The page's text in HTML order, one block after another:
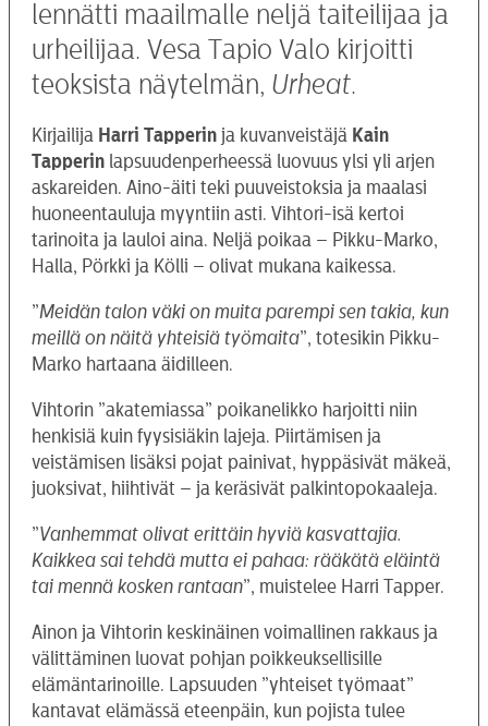
lennätti maailmalle neljä taiteilijaa ja
urheilijaa. Vesa Tapio Valo kirjoitti
teoksista näytelmän, Urheat.
Kirjailija Harri Tapperin ja kuvanveistäjä Kain
Tapperin lapsuudenperheessä luovuus ylsi yli arjen
askareiden. Aino-äiti teki puuveistoksia ja maalasi
huoneentauluja myyntiin asti. Vihtori-isä kertoi
tarinoita ja lauloi aina. Neljä poikaa – Pikku-Marko,
Halla, Pörkki ja Kölli – olivat mukana kaikessa.
”Meidän talon väki on muita parempi sen takia, kun
meillä on näitä yhteisiä työmaita”, totesikin Pikku-
Marko hartaana äidilleen.
Vihtorin ”akatemiassa” poikanelikko harjoitti niin
henkisiä kuin fyysisiäkin lajeja. Piirtämisen ja
veistämisen lisäksi pojat painivat, hyppäsivät mäkeä,
juoksivat, hiihtivät – ja keräsivät palkintopokaaleja.
”Vanhemmat olivat erittäin hyviä kasvattajia.
Kaikkea sai tehdä mutta ei pahaa: rääkätä eläintä
tai mennä kosken rantaan”, muistelee Harri Tapper.
Ainon ja Vihtorin keskinäinen voimallinen rakkaus ja
välittäminen luovat pohjan poikkeuksellisille
elämäntarinoille. Lapsuuden ”yhteiset työmaat”
kantavat elämässä eteenpäin, kun pojista tulee